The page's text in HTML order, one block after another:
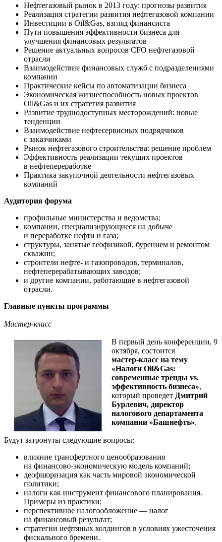
Нефтегазовый рынок в 2013 году: прогнозы развития
Реализация стратегии развития нефтегазовой компании
Инвестиции в Oil&Gas, взгляд финансиста
Пути повышения эффективности бизнеса для
улучшения финансовых результатов
Решение актуальных вопросов CFO нефтегазовой
отрасли
Взаимодействие финансовых служб с подразделениями
компании
Практические кейсы по автоматизации бизнеса
Экономическая жизнеспособность новых проектов
Oil&Gas и их стратегия развития
Развитие труднодоступных месторождений: новые
тенденции
Взаимодействие нефтесервисных подрядчиков
с заказчиками
Рынок нефтегазового строительства: решение проблем
Эффективность реализации текущих проектов
в нефтепереработке
Практика закупочной деятельности нефтегазовых
компаний
Аудитория форума
профильные министерства и ведомства;
компании, специализирующиеся на добыче
и переработке нефти и газа;
структуры, занятые геофизикой, бурением и ремонтом
скважин;
строители нефте- и газопроводов, терминалов,
нефтеперерабатывающих заводов;
и другие компании, работающие в нефтегазовой
отрасли.
Главные пункты программы
Мастер-класс
В первый день конференции, 9
октября, состоится
мастер-класс на тему
«Налоги Oil&Gas:
современные тренды vs.
эффективность бизнеса»,
который проведет Дмитрий
Бурлевич, директор
налогового департамента
компании »Башнефть».
Будут затронуты следующие вопросы:
влияние трансфертного ценообразования
на финансово-экономическую модель компаний;
деофшоризация как часть мировой экономической
политики;
налоги как инструмент финансового планирования.
Примеры из практики;
перспективное налогообложение — налог
на финансовый результат;
стратегии нефтяных холдингов в условиях ужесточения
фискального бремени.